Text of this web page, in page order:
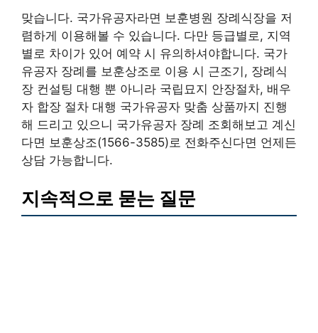
맞습니다. 국가유공자라면 보훈병원 장례식장을 저
렴하게 이용해볼 수 있습니다. 다만 등급별로, 지역
별로 차이가 있어 예약 시 유의하셔야합니다. 국가
유공자 장례를 보훈상조로 이용 시 근조기, 장례식
장 컨설팅 대행 뿐 아니라 국립묘지 안장절차, 배우
자 합장 절차 대행 국가유공자 맞춤 상품까지 진행
해 드리고 있으니 국가유공자 장례 조회해보고 계신
다면 보훈상조(1566-3585)로 전화주신다면 언제든
상담 가능합니다.
지속적으로 묻는 질문